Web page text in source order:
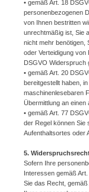
• gemäß Art. 18
personenbezogenen
von Ihnen bestritten
unrechtmäßig ist, Sie
nicht mehr benötigen,
oder Verteidigung von
DSGVO Widerspruch
• gemäß Art. 20
bereitgestellt haben,
maschinenlesebaren
Übermittlung an einen
• gemäß Art. 77
der Regel können Sie
Aufenthaltsortes oder
5.
Sofern Ihre
Interessen gemäß
Sie das Recht,